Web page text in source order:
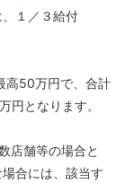
１／３給付
高50万円で、合計
円となります。
店舗等の場合と
合には、該当す